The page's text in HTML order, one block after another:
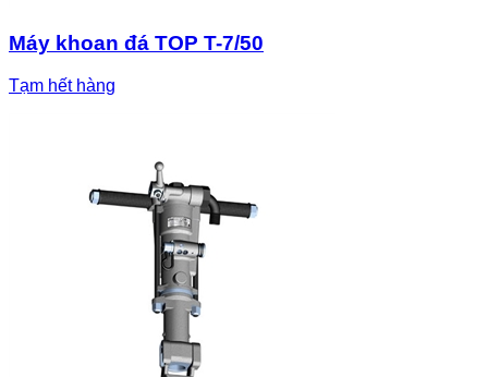
Máy khoan đá TOP T-7/50
Tạm hết hàng